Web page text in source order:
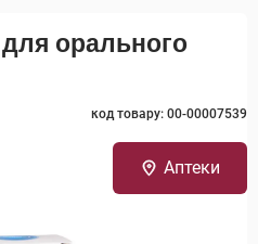
орального
код товару: 00-00007539
Аптеки